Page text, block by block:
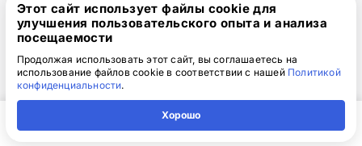
Получите скидку 2 000 ₽
при оплате сегодня!
Этот сайт использует файлы cookie для
улучшения пользовательского опыта и анализа
посещаемости
Продолжая использовать этот сайт, вы соглашаетесь на
использование файлов cookie в соответствии с нашей Политикой
конфиденциальности.
Хорошо